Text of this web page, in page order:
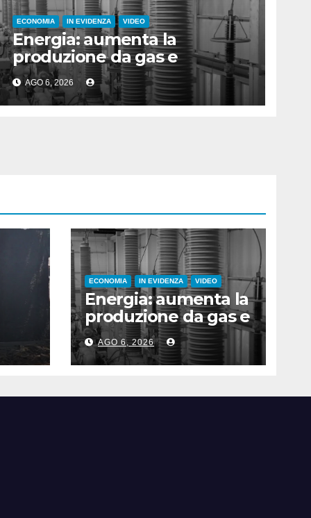
ECONOMIA IN EVIDENZA VIDEO
Energia: aumenta la
produzione da gas e
fotovoltaico
AGO 6, 2026
ECONOMIA IN EVIDENZA VIDEO
Energia: aumenta la
produzione da gas e
fotovoltaico
AGO 6, 2026